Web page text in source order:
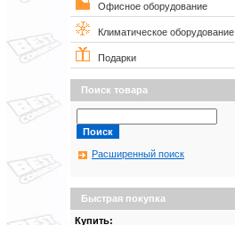
Офисное оборудование
Климатическое оборудование
Подарки
Поиск товара
Расширенный поиск
Быстрая покупка
Купить: